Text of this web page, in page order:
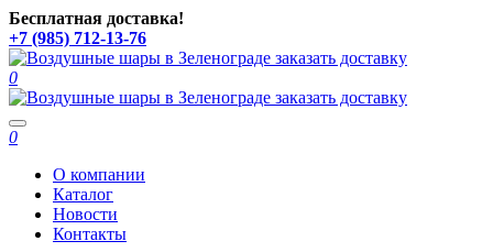
Бесплатная доставка!
+7 (985) 712-13-76
0
Toggle
navigation
0
О компании
Каталог
Новости
Контакты